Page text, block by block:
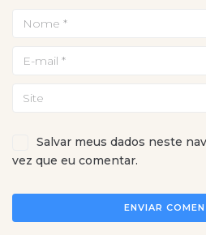
Salvar meus dados neste
vez que eu comentar.